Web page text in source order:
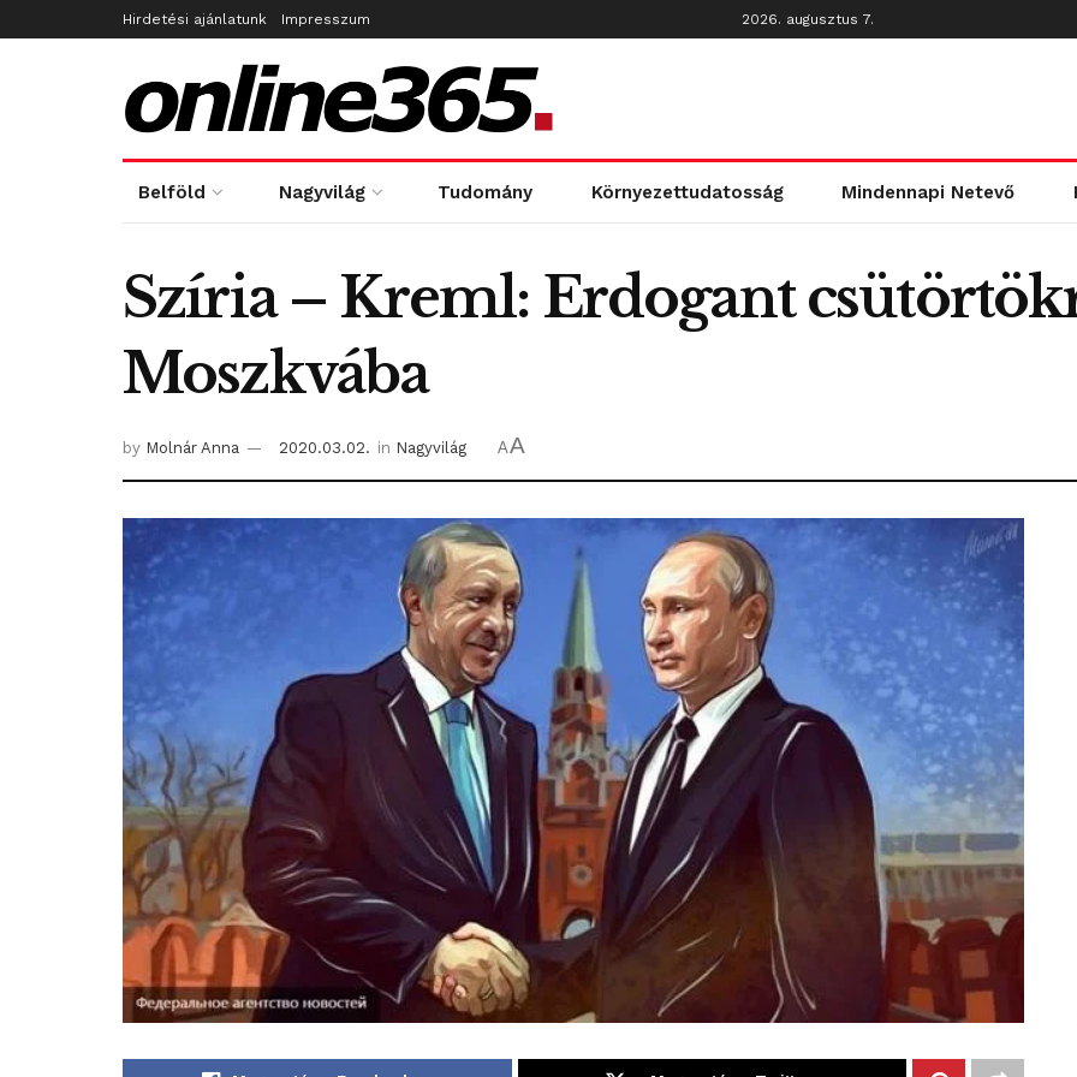
Hirdetési ajánlatunk Impresszum 2026. augusztus 7.
Belföld Nagyvilág Tudomány Környezettudatosság Mindennapi Netevő
Szíria – Kreml: Erdogant
Moszkvába
by Molnár Anna 2020.03.02. in Nagyvilág AA